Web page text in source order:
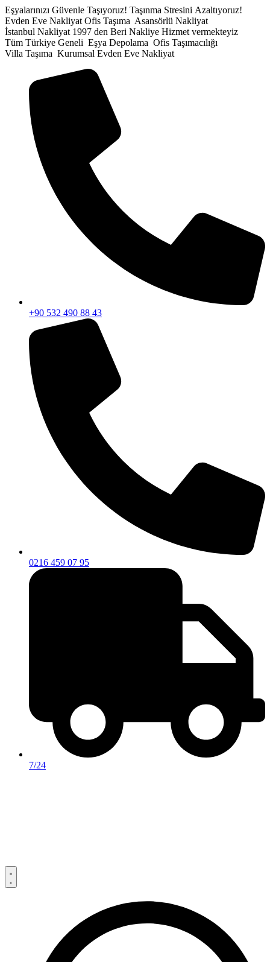
İçeriğe
atla
Eşyalarınızı Güvenle Taşıyoruz! Taşınma Stresini Azaltıyoruz!
Evden Eve Nakliyat Ofis Taşıma Asansörlü Nakliyat
İstanbul Nakliyat 1997 den Beri Nakliye Hizmet vermekteyiz
Tüm Türkiye Geneli Eşya Depolama Ofis Taşımacılığı
Villa Taşıma Kurumsal Evden Eve Nakliyat
+90 532 490 88 43
0216 459 07 95
7/24